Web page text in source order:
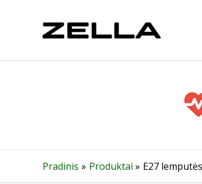
Pradinis Produktai E27